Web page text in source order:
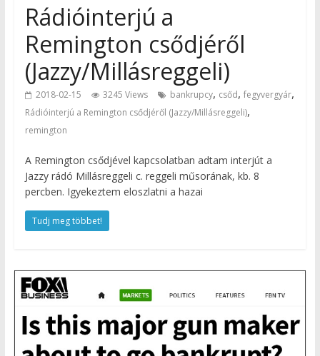
Rádióinterjú a
Remington csődjéről
(Jazzy/Millásreggeli)
2018-02-15 3245 Views bankrupcy, csőd, fegyvergyár,
Rádióinterjú a Remington csődjéről (Jazzy/Millásreggeli),
remington
A Remington csődjével kapcsolatban adtam interjút a
Jazzy rádó Millásreggeli c. reggeli műsorának, kb. 8
percben. Igyekeztem eloszlatni a hazai
Tudj meg többet!